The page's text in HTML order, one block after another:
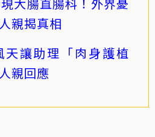
親揭真相
天讓助理「肉身護植
親回應